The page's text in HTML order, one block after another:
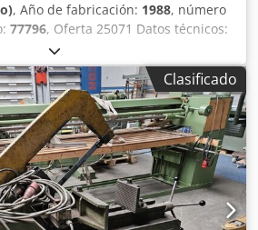
, Año de fabricación: 1988, número
77796, Oferta 25071 Datos técnicos:
- Elevación y descenso
arco de sierra - Dimensiones de la
x 2,0 mm - Capacidad de corte -
mm - plano: aprox. 250 x 130 mm -
x 220 mm - Máxima apertura del
mm - Velocidades de avance y corte
banco regulable para cortes a
con sistema de refrigeración -
/ 2,0 kW - Espacio requerido: aprox. A
mm - Peso: aprox. 380 kg
Clasificado